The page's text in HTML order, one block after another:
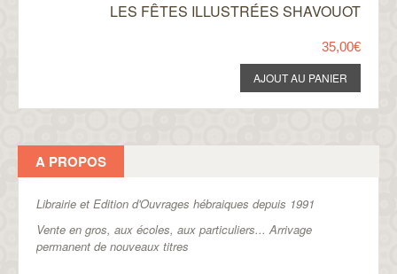
LES FÊTES ILLUSTRÉES SHAVOUOT
35,00€
A PROPOS
Librairie et Edition d'Ouvrages hébraiques depuis 1991
Vente en gros, aux écoles, aux particuliers...Arrivage
permanent de nouveaux titres